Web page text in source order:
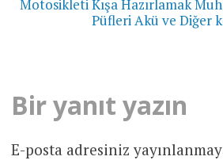
Motosikleti Kışa Hazırlamak
Püfleri Akü ve Diğer
Bir yanıt yazın
E-posta adresiniz